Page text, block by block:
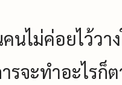
คนไม่ค่อยไว้ว
รจะทำอะไร